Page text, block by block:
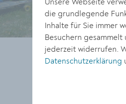
die grundlegende
Inhalte für Sie immer
Besuchern
jederzeit widerrufen.
Datenschutzerklärung